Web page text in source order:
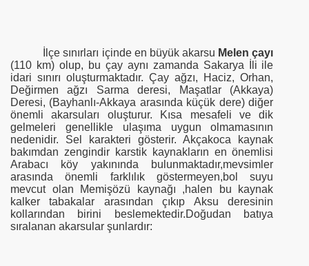
İlçe sınırları içinde en büyük akarsu Melen çayı
(110 km) olup, bu çay aynı zamanda Sakarya İli ile
idari sınırı oluşturmaktadır. Çay ağzı, Haciz, Orhan,
Değirmen ağzı Sarma deresi, Maşatlar (Akkaya)
Deresi, (Bayhanlı-Akkaya arasında küçük dere) diğer
önemli akarsuları oluşturur. Kısa mesafeli ve dik
gelmeleri genellikle ulaşıma uygun olmamasının
nedenidir. Sel karakteri gösterir. Akçakoca kaynak
bakımdan zengindir karstik kaynakların en önemlisi
Arabacı köy yakınında bulunmaktadır,mevsimler
arasında önemli farklılık göstermeyen,bol suyu
mevcut olan Memişözü kaynağı ,halen bu kaynak
kalker tabakalar arasından çıkıp Aksu deresinin
kollarından birini beslemektedir.Doğudan batıya
sıralanan akarsular şunlardır: